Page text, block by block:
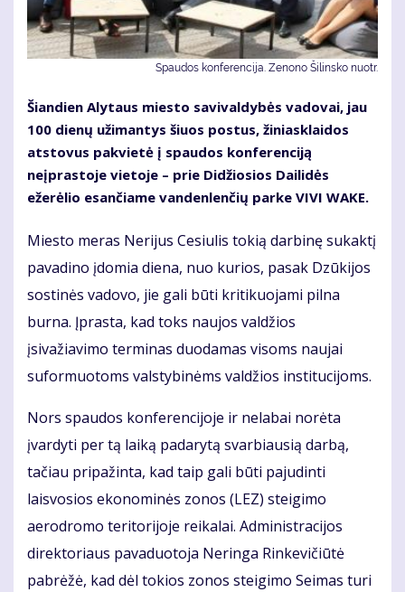
Spaudos konferencija. Zenono Šilinsko nuotr.
Šiandien Alytaus miesto savivaldybės vadovai, jau
100 dienų užimantys šiuos postus, žiniasklaidos
atstovus pakvietė į spaudos konferenciją
neįprastoje vietoje – prie Didžiosios Dailidės
ežerėlio esančiame vandenlenčių parke VIVI WAKE.
Miesto meras Nerijus Cesiulis tokią darbinę sukaktį
pavadino įdomia diena, nuo kurios, pasak Dzūkijos
sostinės vadovo, jie gali būti kritikuojami pilna
burna. Įprasta, kad toks naujos valdžios
įsivažiavimo terminas duodamas visoms naujai
suformuotoms valstybinėms valdžios institucijoms.
Nors spaudos konferencijoje ir nelabai norėta
įvardyti per tą laiką padarytą svarbiausią darbą,
tačiau pripažinta, kad taip gali būti pajudinti
laisvosios ekonominės zonos (LEZ) steigimo
aerodromo teritorijoje reikalai. Administracijos
direktoriaus pavaduotoja Neringa Rinkevičiūtė
pabrėžė, kad dėl tokios zonos steigimo Seimas turi